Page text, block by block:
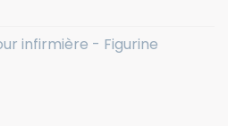
infirmière - Figurine